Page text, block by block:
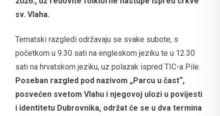
sv. Vlaha.
Tematski razgledi održavaju se svake subote, s
početkom u 9.30 sati na engleskom jeziku te u 12.30
sati na hrvatskom jeziku, uz polazak ispred TIC-a Pile.
Poseban razgled pod nazivom „Parcu u čast“,
posvećen svetom Vlahu i njegovoj ulozi u povijesti
i identitetu Dubrovnika, održat će se u dva termina